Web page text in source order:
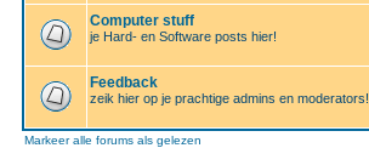
Computer stuff
je Hard- en Software posts hier!
Feedback
zeik hier op je prachtige admins en moderators!
Markeer alle forums als gelezen